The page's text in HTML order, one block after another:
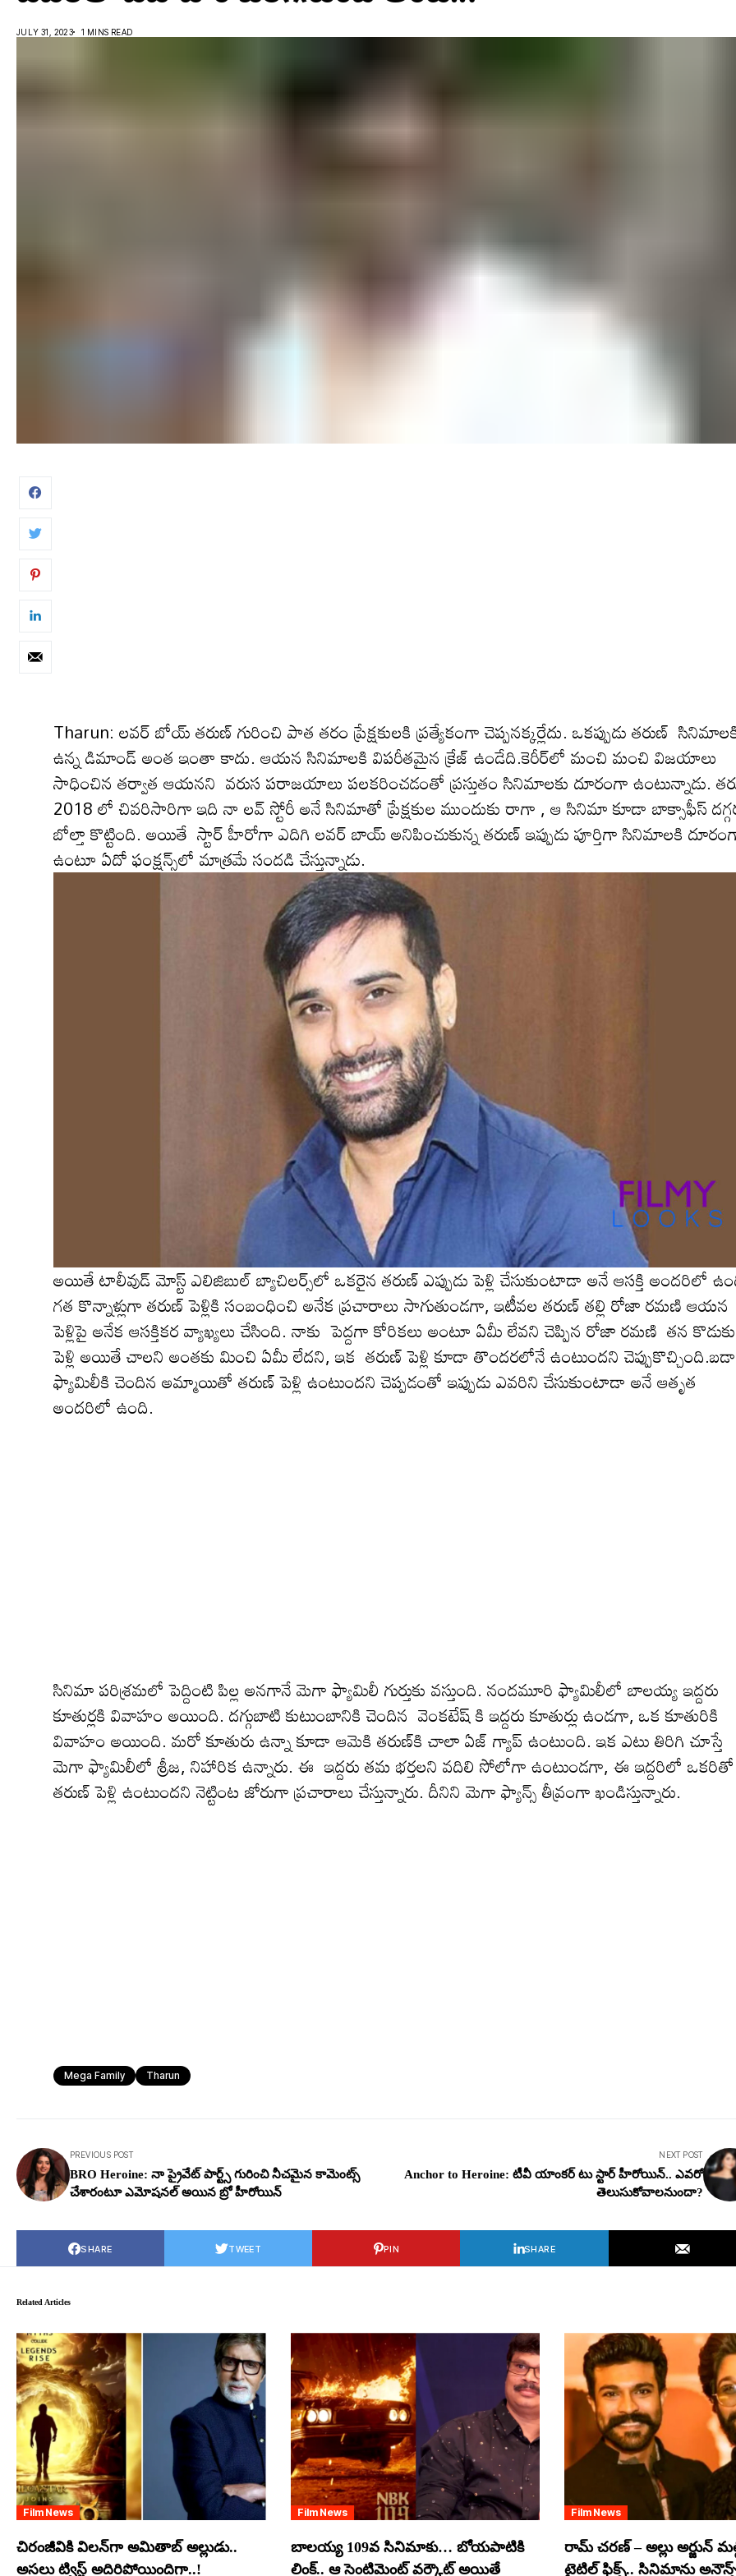
JULY 31, 2023 1 MINS READ
Tharun: ల‌వ‌ర్ బోయ్ త‌రుణ్ గురించి పాత త‌రం ప్రేక్ష‌కుల‌కి ప్ర‌త్యేకంగా చెప్ప‌నక్క‌ర్లేదు. ఒక‌ప్పుడు త‌రుణ్
ఉన్న డిమాండ్ అంత ఇంతా కాదు. ఆయ‌న సినిమాల‌కి విప‌రీత‌మైన క్రేజ్ ఉండేది.కెరీర్‌లో మంచి మంచి విజ‌యాలు
సాధించిన త‌ర్వాత ఆయ‌న‌ని వరుస పరాజయాలు ప‌ల‌క‌రించ‌డంతో ప్రస్తుతం సినిమాలకు దూరంగా ఉంటున్నాడు.
2018 లో చివరిసారిగా ఇది నా లవ్ స్టోరీ అనే సినిమాతో ప్రేక్షకుల ముందుకు రాగా , ఆ సినిమా కూడా బాక్సాఫీస్
బోల్తా కొట్టింది. అయితే స్టార్ హీరోగా ఎదిగి లవర్ బాయ్ అనిపించుకున్న తరుణ్ ఇప్పుడు పూర్తిగా సినిమాల‌కి
ఉంటూ ఏదో ఫంక్ష‌న్స్‌లో మాత్ర‌మే సంద‌డి చేస్తున్నాడు.
అయితే టాలీవుడ్ మోస్ట్ ఎలిజిబుల్ బ్యాచిల‌ర్స్‌లో ఒక‌రైన త‌రుణ్ ఎప్పుడు పెళ్లి చేసుకుంటాడా అనే ఆసక్తి అంద‌రిలో
గ‌త కొన్నాళ్లుగా త‌రుణ్ పెళ్లికి సంబంధించి అనేక ప్ర‌చారాలు సాగుతుండ‌గా, ఇటీవ‌ల త‌రుణ్ తల్లి రోజా ర‌మ‌ణి ఆయ‌న
పెళ్లిపై అనేక ఆస‌క్తిక‌ర వ్యాఖ్య‌లు చేసింది. నాకు పెద్దగా కోరికలు అంటూ ఏమీ లేవని చెప్పిన రోజా ర‌మ‌ణి తన కొడుకు
పెళ్లి అయితే చాలని అంతకు మించి ఏమీ లేదని, ఇక తరుణ్ పెళ్లి కూడా తొందరలోనే ఉంటుంద‌ని చెప్పుకొచ్చింది.బ‌డా
ఫ్యామిలీకి చెందిన అమ్మాయితో త‌రుణ్ పెళ్లి ఉంటుంద‌ని చెప్ప‌డంతో ఇప్పుడు ఎవ‌రిని చేసుకుంటాడా అనే ఆతృత
అంద‌రిలో ఉంది.
సినిమా ప‌రిశ్ర‌మ‌లో పెద్దింటి పిల్ల అన‌గానే మెగా ఫ్యామిలీ గుర్తుకు వ‌స్తుంది. నంద‌మూరి ఫ్యామిలీలో బాల‌య్య ఇద్ద‌రు
కూతుర్ల‌కి వివాహం అయింది. ద‌గ్గుబాటి కుటుంబానికి చెందిన వెంక‌టేష్ కి ఇద్ద‌రు కూతుర్లు ఉండ‌గా, ఒక కూతురికి
వివాహం అయింది. మ‌రో కూతురు ఉన్నా కూడా ఆమెకి త‌రుణ్‌కి చాలా ఏజ్ గ్యాప్ ఉంటుంది. ఇక ఎటు తిరిగి చూస్తే
మెగా ఫ్యామిలీలో శ్రీజ‌, నిహారిక ఉన్నారు. ఈ ఇద్ద‌రు త‌మ భ‌ర్త‌ల‌ని వ‌దిలి సోలోగా ఉంటుండ‌గా, ఈ ఇద్ద‌రిలో ఒక‌రితో
త‌రుణ్ పెళ్లి ఉంటుంద‌ని నెట్టింట జోరుగా ప్ర‌చారాలు చేస్తున్నారు. దీనిని మెగా ఫ్యాన్స్ తీవ్రంగా ఖండిస్తున్నారు.
Mega Family Tharun
PREVIOUS POST
BRO Heroine: నా ప్రైవేట్ పార్ట్స్ గురించి నీచ‌మైన కామెంట్స్
చేశారంటూ ఎమోష‌న‌ల్ అయిన బ్రో హీరోయిన్
NEXT POST
Anchor to Heroine: టీవీ యాంకర్ టు స్టార్ హీరోయిన్.. ఎవరో
తెలుసుకోవాలనుందా?
SHARE TWEET PIN SHARE
Related Articles
Film News
చిరంజీవికి విలన్‌గా అమితాబ్ అల్లుడు..
అసలు ట్విస్ట్ అదిరిపోయిందిగా..!
Film News
బాలయ్య 109వ సినిమాకు… బోయపాటికి
లింక్.. ఆ సెంటిమెంట్ వర్కౌట్ అయితే
Film News
రామ్ చరణ్ – అల్లు అర్జున్
టైటిల్ ఫిక్స్.. సినిమాను అనౌన్స్